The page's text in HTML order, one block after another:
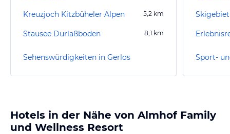
Kreuzjoch Kitzbüheler Alpen 5,2 km
Stausee Durlaßboden 8,1 km
Sehenswürdigkeiten in Gerlos Sport-
Hotels in der Nähe von Almhof Family
und Wellness Resort